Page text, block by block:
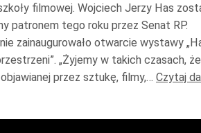
filmowej. Wojciech Jerzy Has
patronem tego roku przez Senat RP.
zainaugurowało otwarcie wystawy
„Żyjemy w takich czasach, że
przez sztukę, filmy,… Czytaj